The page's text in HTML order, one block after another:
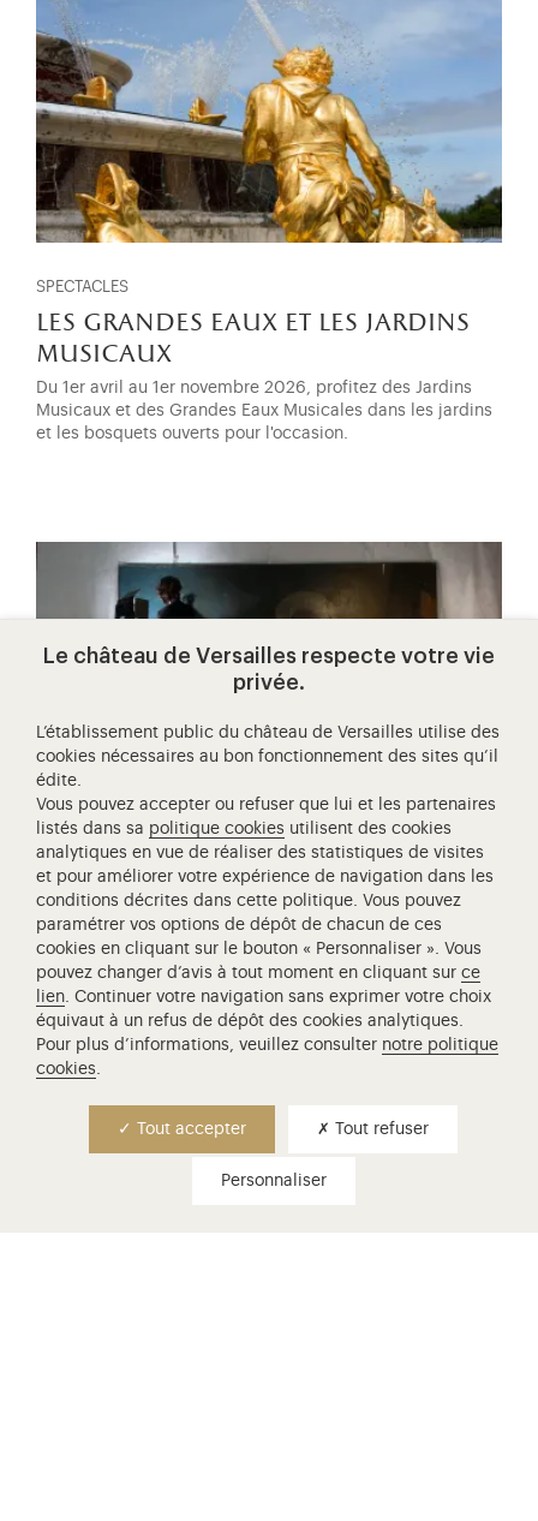
SPECTACLES
les grandes eaux et les jardins
musicaux
Du 1er avril au 1er novembre 2026, profitez des Jardins
Musicaux et des Grandes Eaux Musicales dans les jardins
et les bosquets ouverts pour l'occasion.
MÉCÉNAT
adoptez une œuvre de la galerie
des lumières et de la révolution
Devenez mécène de la galerie des Lumières et de la
Révolution et prenez part à la création d’un nouveau
parcours de visite au cœur du château de Versailles.
choisir son billet
Le château de Versailles respecte votre vie
privée.
L’établissement public du château de Versailles utilise des
cookies nécessaires au bon fonctionnement des sites qu’il
édite.
Vous pouvez accepter ou refuser que lui et les partenaires
listés dans sa politique cookies utilisent des cookies
analytiques en vue de réaliser des statistiques de visites
et pour améliorer votre expérience de navigation dans les
conditions décrites dans cette politique. Vous pouvez
paramétrer vos options de dépôt de chacun de ces
cookies en cliquant sur le bouton « Personnaliser ». Vous
pouvez changer d’avis à tout moment en cliquant surce
lien. Continuer votre navigation sans exprimer votre choix
équivaut à un refus de dépôt des cookies analytiques.
Pour plus d’informations, veuillez consulter notre politique
cookies.
Tout accepter Tout refuser
Personnaliser